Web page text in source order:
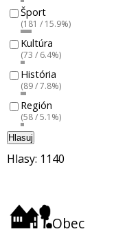
Šport
(181 / 15.9%)
Kultúra
(73 / 6.4%)
História
(89 / 7.8%)
Región
(58 / 5.1%)
Hlasuj
Hlasy: 1140
Obec